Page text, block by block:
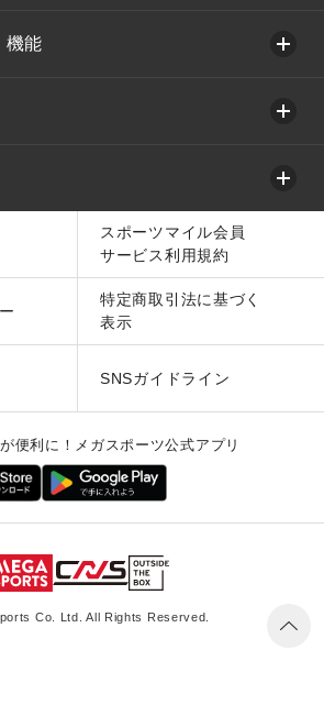
機能
スポーツマイル会員
サービス利用規約
特定商取引法に基づく
表示
SNSガイドライン
便利に！メガスポーツ公式アプリ
Co. Ltd. All Rights Reserved.